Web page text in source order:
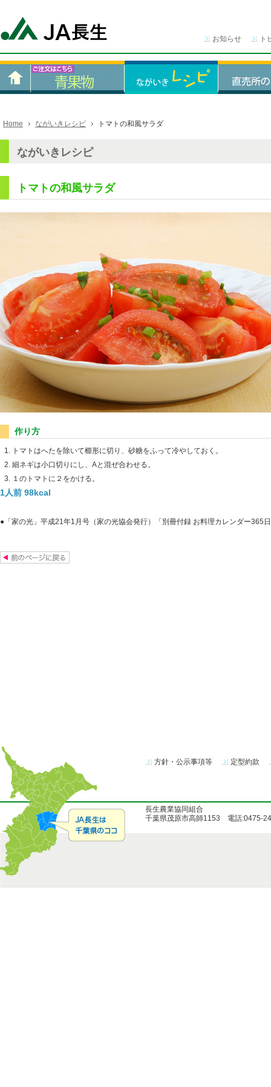
お知らせ ト
Home ながいきレシピ トマトの和風サラダ
ながいきレシピ
トマトの和風サラダ
作り方
トマトはへたを除いて櫛形に切り、砂糖をふって冷やしておく。
細ネギは小口切りにし、Aと混ぜ合わせる。
１のトマトに２をかける。
1人前 98kcal
●「家の光」平成21年1月号（家の光協会発行）「別冊付録 お料理カレンダー
方針・公示事項等 定型約款
長生農業協同組合
千葉県茂原市高師1153 電話:0475-